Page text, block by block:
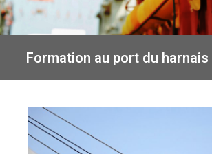
Formation au port du